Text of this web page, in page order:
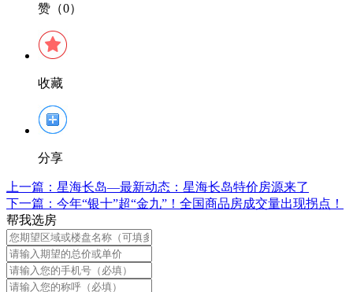
赞（0）
收藏
分享
上一篇： 星海长岛—最新动态：星海长岛特价房源来了
下一篇： 今年“银十”超“金九”！全国商品房成交量出现拐点！
帮我选房